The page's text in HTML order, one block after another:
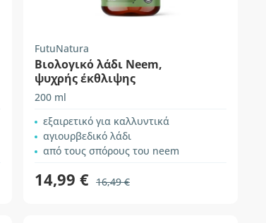
FutuNatura
Βιολογικό λάδι Neem,
ψυχρής έκθλιψης
200 ml
εξαιρετικό για καλλυντικά
αγιουρβεδικό λάδι
από τους σπόρους του neem
14,99 € 16,49 €